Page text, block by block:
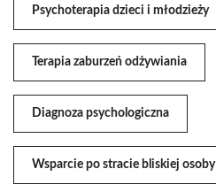
Psychoterapia dzieci i młodzieży
Terapia zaburzeń odżywiania
Diagnoza psychologiczna
Wsparcie po stracie bliskiej osoby